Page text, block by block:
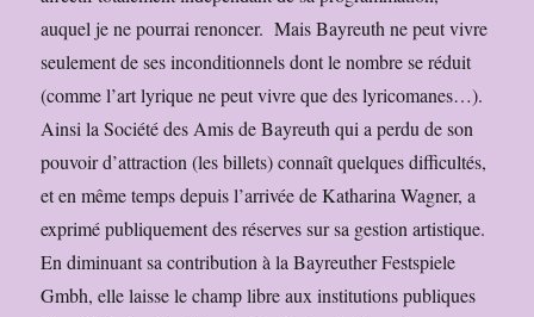
auquel je ne pourrai renoncer. Mais Bayreuth ne peut vivre
seulement de ses inconditionnels dont le nombre se réduit
(comme l’art lyrique ne peut vivre que des lyricomanes…).
Ainsi la Société des Amis de Bayreuth qui a perdu de son
pouvoir d’attraction (les billets) connaît quelques difficultés,
et en même temps depuis l’arrivée de Katharina Wagner, a
exprimé publiquement des réserves sur sa gestion artistique.
En diminuant sa contribution à la Bayreuther Festspiele
Gmbh, elle laisse le champ libre aux institutions publiques